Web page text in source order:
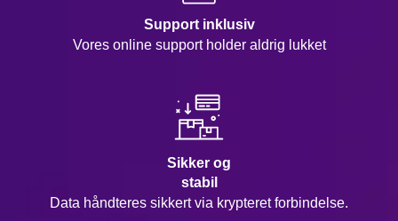
Support inklusiv
Vores online support holder aldrig lukket
Sikker og
stabil
Data håndteres sikkert via krypteret forbindelse.